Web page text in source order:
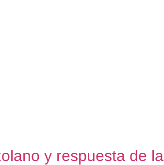
y respuesta de la